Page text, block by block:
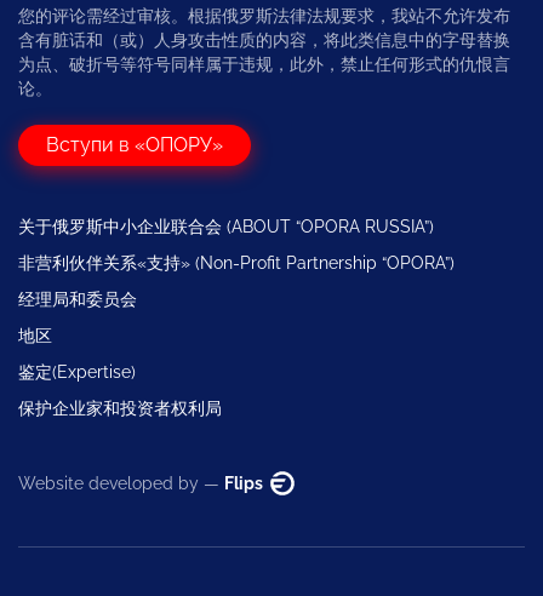
您的评论需经过审核。根据俄罗斯法律法规要求，我站不允许发布
含有脏话和（或）人身攻击性质的内容，将此类信息中的字母替换
为点、破折号等符号同样属于违规，此外，禁止任何形式的仇恨言
论。
Вступи в «ОПОРУ»
关于俄罗斯中小企业联合会 (ABOUT “OPORA RUSSIA”)
非营利伙伴关系«支持» (Non-Profit Partnership “OPORA”)
经理局和委员会
地区
鉴定(Expertise)
保护企业家和投资者权利局
Website developed by — Flips